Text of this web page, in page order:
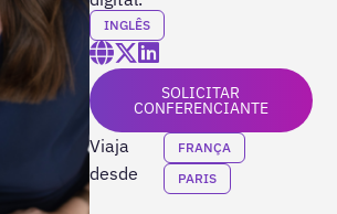
INGLÊS
SOLICITAR
CONFERENCIANTE
Viaja
desde
FRANÇA
PARIS